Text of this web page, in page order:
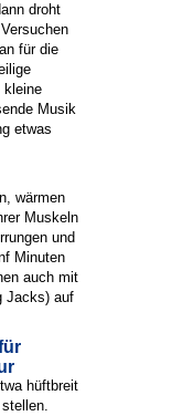
droht
für die
kleine
Musik
etwas
wärmen
Muskeln
und
Minuten
auch mit
Jacks) auf
hüftbreit